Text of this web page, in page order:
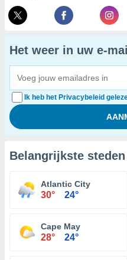
Het weer in uw e-mail
Ik heb het Privacybeleid
Belangrijkste steden
Atlantic City
30° 24°
Cape May
28° 24°